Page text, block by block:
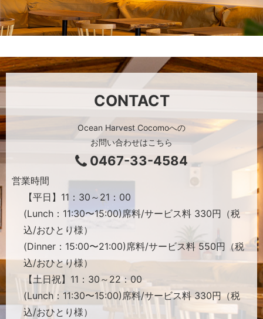
CONTACT
Ocean Harvest Cocomoへの
お問い合わせはこちら
0467-33-4584
営業時間
【平日】11：30～21：00
(Lunch：11:30〜15:00)席料/サービス料 330円（税
込/おひとり様）
(Dinner：15:00〜21:00)席料/サービス料 550円（税
込/おひとり様）
【土日祝】11：30～22：00
(Lunch：11:30〜15:00)席料/サービス料 330円（税
込/おひとり様）